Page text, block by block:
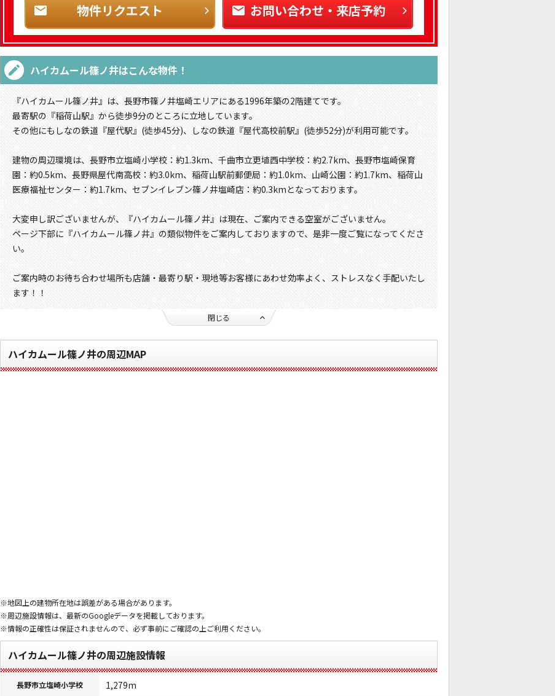
物件リクエスト お問い合わせ・来店予約
ハイカムール篠ノ井はこんな物件！
『ハイカムール篠ノ井』は、長野市篠ノ井塩崎エリアにある1996年築の2階建てです。
最寄駅の『稲荷山駅』から徒歩9分のところに立地しています。
その他にもしなの鉄道『屋代駅』(徒歩45分)、しなの鉄道『屋代高校前駅』(徒歩52分)が利用可能です。
建物の周辺環境は、長野市立塩崎小学校：約1.3km、千曲市立更埴西中学校：約2.7km、長野市塩崎保育
園：約0.5km、長野県屋代南高校：約3.0km、稲荷山駅前郵便局：約1.0km、山崎公園：約1.7km、稲荷山
医療福祉センター：約1.7km、セブンイレブン篠ノ井塩崎店：約0.3kmとなっております。
大変申し訳ございませんが、『ハイカムール篠ノ井』は現在、ご案内できる空室がございません。
ページ下部に『ハイカムール篠ノ井』の類似物件をご案内しておりますので、是非一度ご覧になってくださ
い。
ご案内時のお待ち合わせ場所も店舗・最寄り駅・現地等お客様にあわせ効率よく、ストレスなく手配いたし
ます！！
閉じる
ハイカムール篠ノ井の周辺MAP
※地図上の建物所在地は誤差がある場合があります。
※周辺施設情報は、最新のGoogleデータを掲載しております。
※情報の正確性は保証されませんので、必ず事前にご確認の上ご利用ください。
ハイカムール篠ノ井の周辺施設情報
長野市立塩崎小学校 1,279m